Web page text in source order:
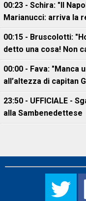
00:23 - Schira: "Il
Marianucci: arriva la
00:15 - Bruscolotti:
detto una cosa! Non
00:00 - Fava: "Manca
all’altezza di capitan
23:50 - UFFICIALE -
alla Sambenedettese